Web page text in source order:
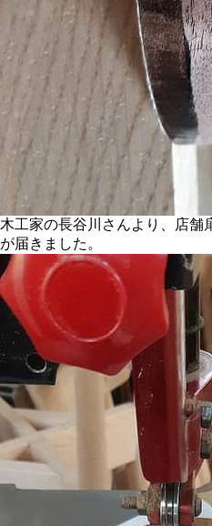
木工家の長谷川さんより、店舗
が届きました。